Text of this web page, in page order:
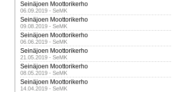
Seinäjoen Moottorikerho
06.09.2019 - SeMK
Seinäjoen Moottorikerho
09.08.2019 - SeMK
Seinäjoen Moottorikerho
06.06.2019 - SeMK
Seinäjoen Moottorikerho
21.05.2019 - SeMK
Seinäjoen Moottorikerho
08.05.2019 - SeMK
Seinäjoen Moottorikerho
14.04.2019 - SeMK